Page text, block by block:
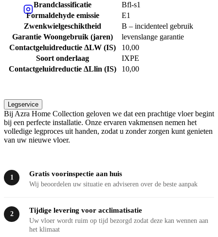
Brandclassificatie
Bfl-s1
Formaldehyde emissie
E1
Zwenkwielgeschiktheid
B – incidenteel gebruik
Garantie Woongebruik (jaren)
levenslange garantie
Contactgeluidreductie ∆LW (IS)
10,00
Soort onderlaag
IXPE
Contactgeluidreductie ∆Llin (IS)
10,00
Legservice
Bij Azra Home Collection geloven we dat een prachtige vloer begint
bij een perfecte installatie. Onze ervaren vakmensen nemen het
volledige legproces uit handen, zodat u zonder zorgen kunt genieten
van uw nieuwe vloer.
1 Gratis voorinspectie aan huis
Wij beoordelen uw situatie en adviseren over de beste aanpak
2 Tijdige levering voor acclimatisatie
Uw vloer wordt ruim op tijd bezorgd zodat deze kan wennen aan
het klimaat